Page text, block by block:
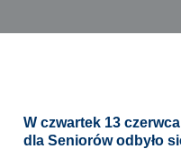
W czwartek 13
dla Seniorów odbyło